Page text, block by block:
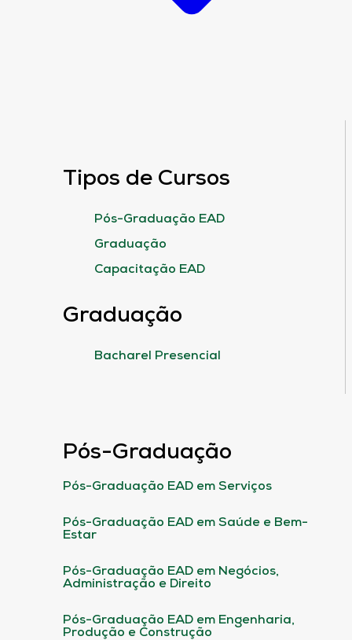
Tipos de Cursos
Pós-Graduação EAD
Graduação
Capacitação EAD
Graduação
Bacharel Presencial
Pós-Graduação
Pós-Graduação EAD em Serviços
Pós-Graduação EAD em Saúde e Bem-
Estar
Pós-Graduação EAD em Negócios,
Administração e Direito
Pós-Graduação EAD em Engenharia,
Produção e Construção